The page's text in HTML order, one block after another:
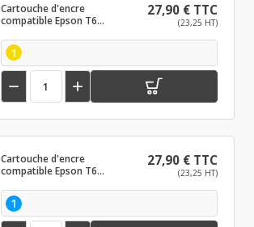
Cartouche d'encre
compatible Epson T616
27,90 € TTC
(23,25 HT)
1
 
Cartouche d'encre
compatible Epson T616
27,90 € TTC
(23,25 HT)
1